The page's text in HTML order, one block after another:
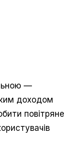
—
доходом
повітряне